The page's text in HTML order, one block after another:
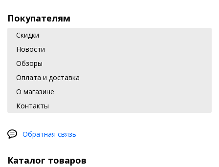
Покупателям
Скидки
Новости
Обзоры
Оплата и доставка
О магазине
Контакты
Обратная связь
Каталог товаров